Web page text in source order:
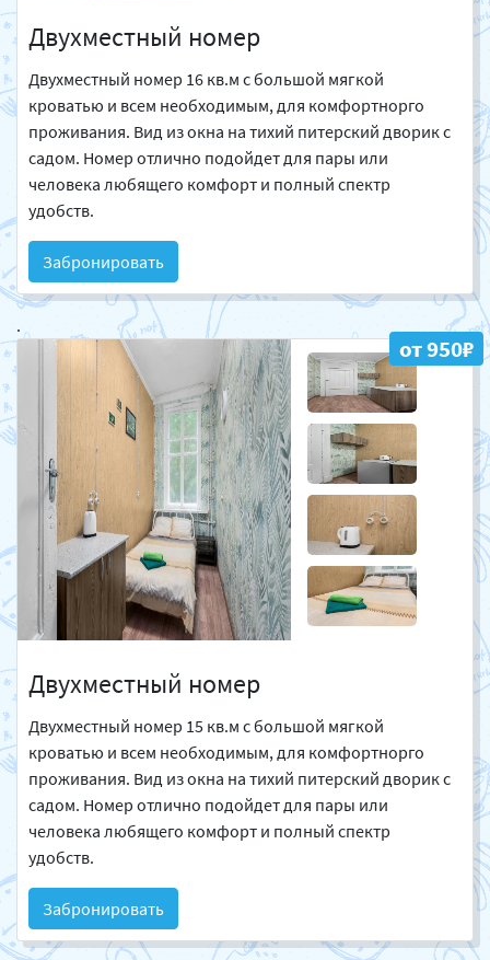
Двухместный номер
Двухместный номер 16 кв.м с большой мягкой
кроватью и всем необходимым, для комфортнорго
проживания. Вид из окна на тихий питерский дворик с
садом. Номер отлично подойдет для пары или
человека любящего комфорт и полный спектр
удобств.
Забронировать
.
от 950₽
Двухместный номер
Двухместный номер 15 кв.м с большой мягкой
кроватью и всем необходимым, для комфортнорго
проживания. Вид из окна на тихий питерский дворик с
садом. Номер отлично подойдет для пары или
человека любящего комфорт и полный спектр
удобств.
Забронировать